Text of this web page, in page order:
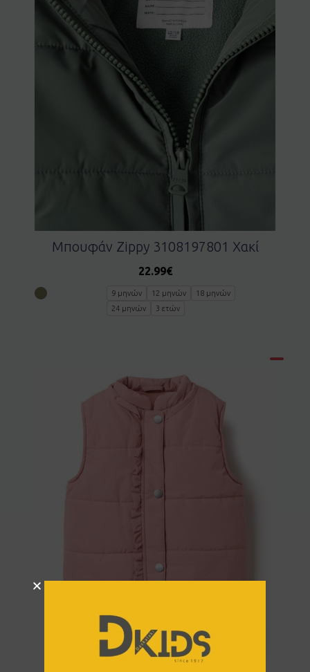
Μπουφάν Zippy 3108197801 Χακί
22.99€
9 μηνών 12 μηνών
18 μηνών
24 μηνών
3 ετών